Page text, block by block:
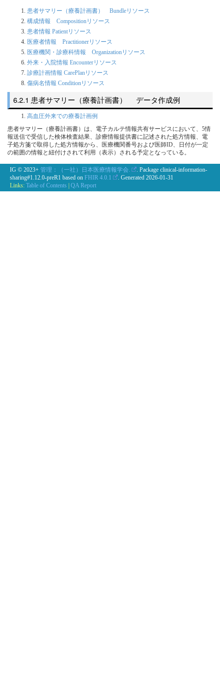
患者サマリー（療養計画書） Bundleリソース
構成情報 Compositionリソース
患者情報 Patientリソース
医療者情報 Practitionerリソース
医療機関・診療科情報 Organizationリソース
外来・入院情報 Encounterリソース
診療計画情報 CarePlanリソース
傷病名情報 Conditionリソース
患者サマリー（療養計画書） データ作成例
高血圧外来での療養計画例
患者サマリー（療養計画書）は、電子カルテ情報共有サービスにおいて、5情
報送信で受信した検体検査結果、診療情報提供書に記述された処方情報、電
子処方箋で取得した処方情報から、医療機関番号および医師ID、日付が一定
の範囲の情報と紐付けされて利用（表示）される予定となっている。
IG © 2023+ 管理：（一社）日本医療情報学会.
. Package clinical-information-
sharing#1.12.0-preR1 based on FHIR 4.0.1 . Generated 2026-01-31
Links: Table of Contents QA Report